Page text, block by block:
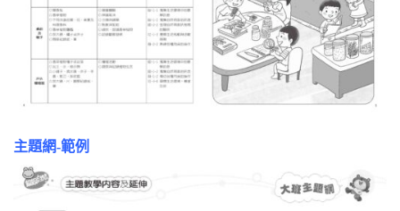
主題網-範例